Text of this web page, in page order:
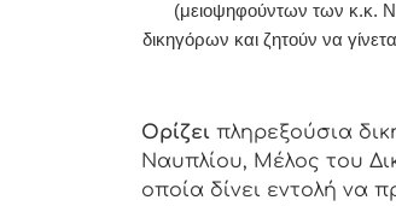
(μειοψηφούντων των κ.κ.
δικηγόρων και ζητούν να
Ορίζει πληρεξούσια
Ναυπλίου, Μέλος του
οποία δίνει εντολή να